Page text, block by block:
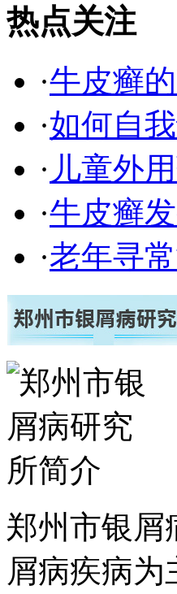
热点关注
·牛皮癣
·如何自
· 儿童外
·牛皮癣
·老年寻
郑州市银屑
屑病疾病